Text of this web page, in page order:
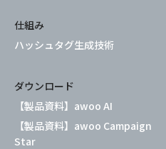
仕組み
ハッシュタグ生成技術
ダウンロード
【製品資料】awoo AI
【製品資料】awoo Campaign
Star